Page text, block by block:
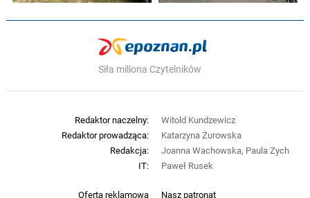
Siła miliona Czytelników
Oferta reklamowa Nasz patronat
Redaktor naczelny:
Witold Kundzewicz
Redaktor prowadząca:
Katarzyna Żurowska
Redakcja:
Joanna Wachowska, Paula Zych
IT:
Paweł Rusek